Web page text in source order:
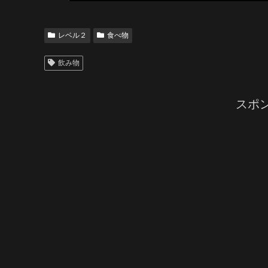
レベル２ 食べ物
飲み物
スポ